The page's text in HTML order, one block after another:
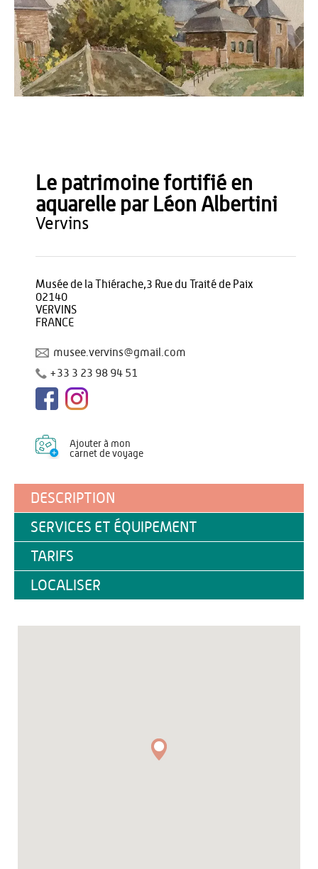
Le patrimoine fortifié en
aquarelle par Léon Albertini
vervins
Musée de la Thiérache,3 Rue du Traité de Paix
02140
VERVINS
FRANCE
musee.vervins@gmail.com
+33 3 23 98 94 51
Ajouter à mon
carnet de voyage
DESCRIPTION
SERVICES ET ÉQUIPEMENT
TARIFS
LOCALISER